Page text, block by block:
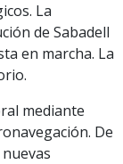
La
de Sabadell
en marcha. La
mediante
De